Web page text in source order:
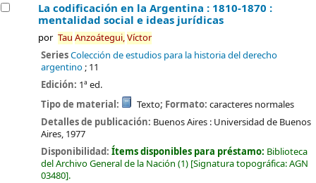
La codificación en la Argentina : 1810-1870 :
mentalidad social e ideas jurídicas
por Tau Anzoátegui,Víctor
SeriesColección de estudios para la historia del derecho
argentino; 11
Edición: 1ª ed.
Tipo de material:
Texto; Formato: caracteres normales
Detalles de publicación: Buenos Aires : Universidad de Buenos
Aires, 1977
Disponibilidad:Ítems disponibles para préstamo: Biblioteca
del Archivo General de la Nación (1) Signatura topográfica:AGN
03480 .